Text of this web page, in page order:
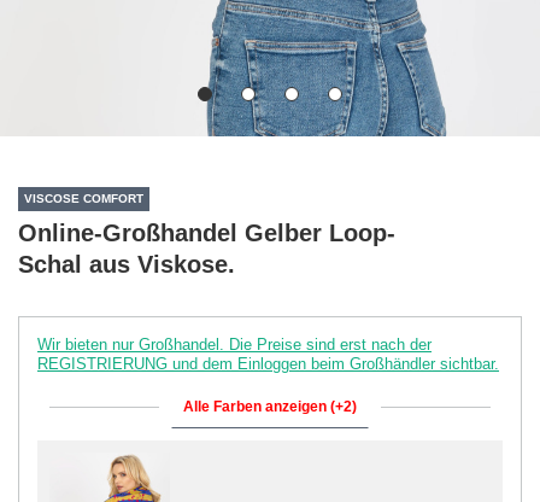
VISCOSE COMFORT
Online-Großhandel Gelber Loop-
Schal aus Viskose.
Wir bieten nur Großhandel. Die Preise sind erst nach der
REGISTRIERUNG und dem Einloggen beim Großhändler sichtbar.
Alle Farben anzeigen (+2)